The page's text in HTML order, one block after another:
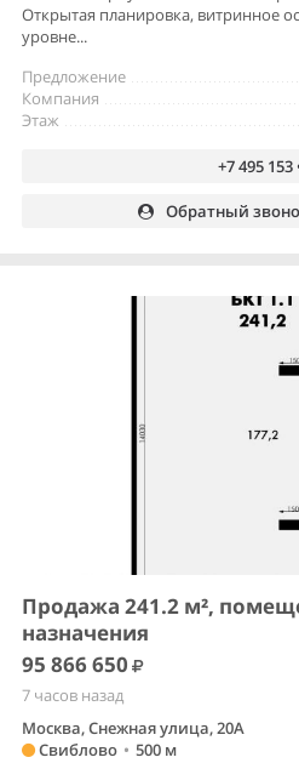
Открытая планировка, витринное
уровне...
Предложение
Компания
Этаж
+7 495 153
Обратный
Продажа 241.2 м²,
назначения
95 866 650
7 часов назад
Москва, Снежная улица, 20А
Свиблово • 500 м